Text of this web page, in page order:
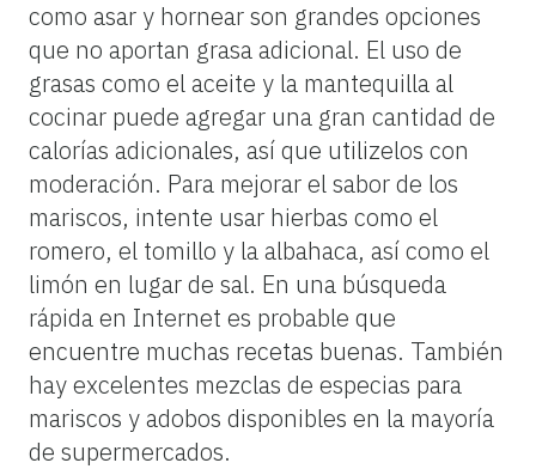
como asar y hornear son grandes opciones
que no aportan grasa adicional. El uso de
grasas como el aceite y la mantequilla al
cocinar puede agregar una gran cantidad de
calorías adicionales, así que utilizelos con
moderación. Para mejorar el sabor de los
mariscos, intente usar hierbas como el
romero, el tomillo y la albahaca, así como el
limón en lugar de sal. En una búsqueda
rápida en Internet es probable que
encuentre muchas recetas buenas. También
hay excelentes mezclas de especias para
mariscos y adobos disponibles en la mayoría
de supermercados.